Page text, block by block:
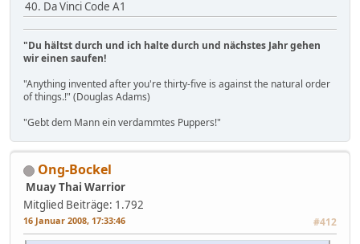
40. Da Vinci Code A1
"Du hältst durch und ich halte durch und nächstes Jahr gehen
wir einen saufen!
"Anything invented after you're thirty-five is against the natural order
of things.!" (Douglas Adams)
"Gebt dem Mann ein verdammtes Puppers!"
Ong-Bockel
Muay Thai Warrior
Mitglied Beiträge: 1.792
16 Januar 2008, 17:33:46 #412